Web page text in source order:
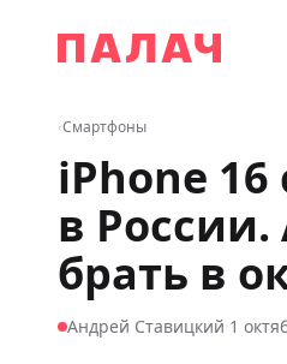
Палач
‹Смартфоны
iPhone
в
брать в
Андрей Ставицкий·1